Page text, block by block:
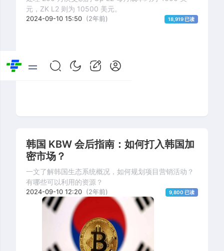
元，ZK L2 则为 10500 美元。
2024-09-10 15:50 (2年前) 18,919 已读
韩国 KBW 会后指南：如何打入韩国加
密市场？
一文了解韩国生态系统概况，如何规划项目营销活动？
有哪些可以利用的资源？
2024-09-10 12:20 (2年前) 9,800 已读